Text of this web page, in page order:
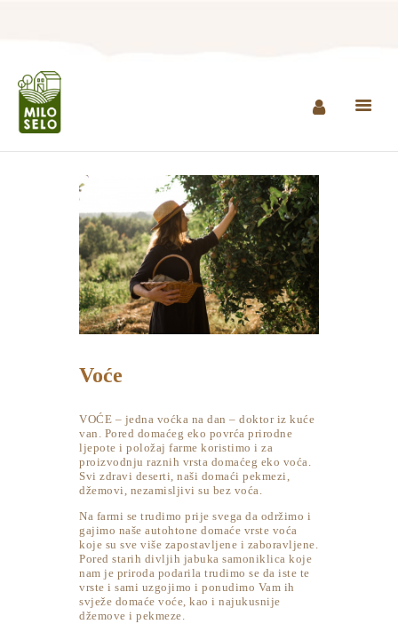
PROIZVODI
AGROTURIZAM I
RESTORAN
MINI ZOO
KONTAKT
Voće
VOĆE – jedna voćka na dan – doktor iz kuće
van. Pored domaćeg eko povrća prirodne
ljepote i položaj farme koristimo i za
proizvodnju raznih vrsta domaćeg eko voća.
Svi zdravi deserti, naši domaći pekmezi,
džemovi, nezamisljivi su bez voća.
Na farmi se trudimo prije svega da održimo i
gajimo naše autohtone domaće vrste voća
koje su sve više zapostavljene i zaboravljene.
Pored starih divljih jabuka samoniklica koje
nam je priroda podarila trudimo se da iste te
vrste i sami uzgojimo i ponudimo Vam ih
svježe domaće voće, kao i najukusnije
džemove i pekmeze.